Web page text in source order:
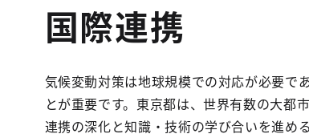
国際連携
気候変動対策は地球規模での対応が必要で
とが重要です。東京都は、世界有数の大都
連携の深化と知識・技術の学び合いを進め